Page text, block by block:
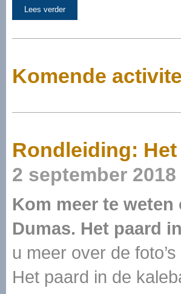
Lees verder
Komende
Rondleiding:
2 september 2018
Kom meer te
Dumas. Het paard
u meer over de
Het paard in de